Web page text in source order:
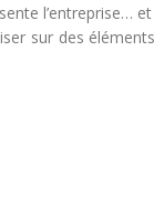
sur des